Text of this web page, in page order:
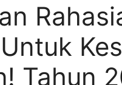
Tahun